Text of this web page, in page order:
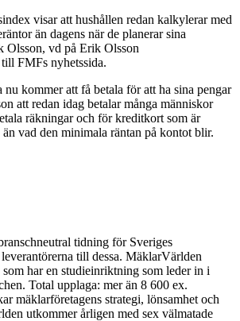
visar att hushållen redan kalkylerar med
än dagens när de planerar sina
Olsson, vd på Erik Olsson
FMFs nyhetssida.
nu kommer att få betala för att ha sina pengar
att redan idag betalar många människor
räkningar och för kreditkort som är
vad den minimala räntan på kontot blir.
tidning för Sveriges
till dessa. MäklarVärlden
har en studieinriktning som leder in i
Total upplaga: mer än 8 600 ex.
mäklarföretagens strategi, lönsamhet och
utkommer årligen med sex välmatade